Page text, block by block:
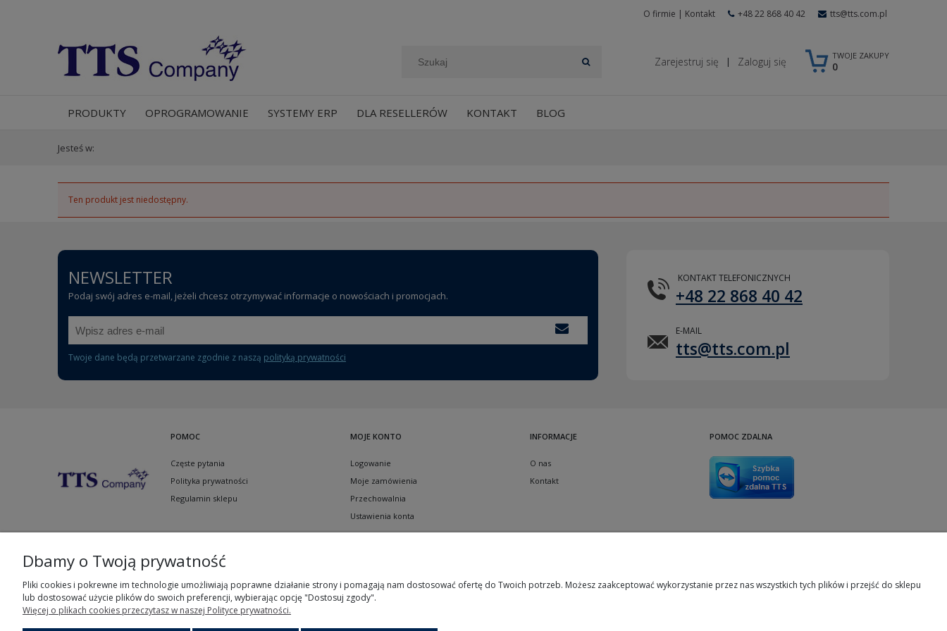
O firmie | Kontakt +48 22 868 40 42 tts@tts.com.pl
TWOJE ZAKUPY
0
Zarejestruj się | Zaloguj się
PRODUKTY OPROGRAMOWANIE SYSTEMY ERP DLA RESELLERÓW KONTAKT BLOG
Jesteś w:
Ten produkt jest niedostępny.
NEWSLETTER
Podaj swój adres e-mail, jeżeli chcesz otrzymywać informacje o nowościach i promocjach.
Twoje dane będą przetwarzane zgodnie z naszą polityką prywatności
KONTAKT TELEFONICZNYCH
+48 22 868 40 42
E-MAIL
tts@tts.com.pl
POMOC
Częste pytania
Polityka prywatności
Regulamin sklepu
MOJE KONTO
Logowanie
Moje zamówienia
Przechowalnia
Ustawienia konta
INFORMACJE
O nas
Kontakt
POMOC ZDALNA
Dbamy o Twoją prywatność
Pliki cookies i pokrewne im technologie umożliwiają poprawne działanie strony i pomagają nam dostosować ofertę do Twoich potrzeb. Możesz zaakceptować wykorzystanie przez nas wszystkich tych plików i przejść do sklepu
lub dostosować użycie plików do swoich preferencji, wybierając opcję "Dostosuj zgody".
Więcej o plikach cookies przeczytasz w naszej Polityce prywatności.